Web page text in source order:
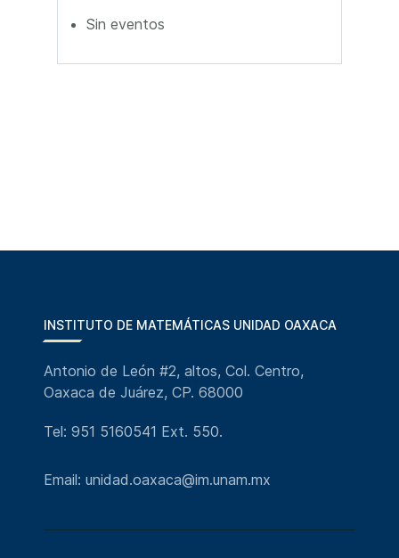
Sin eventos
INSTITUTO DE MATEMÁTICAS UNIDAD OAXACA
Antonio de León #2, altos, Col. Centro,
Oaxaca de Juárez, CP. 68000
Tel: 951 5160541 Ext. 550.
Email: unidad.oaxaca@im.unam.mx